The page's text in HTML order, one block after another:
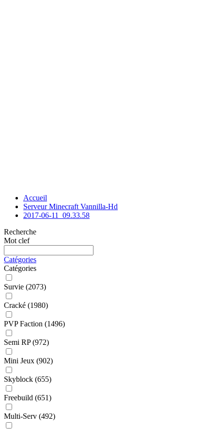
Accueil
Serveur Minecraft Vannilla-Hd
2017-06-11_09.33.58
Recherche
Mot clef
Catégories
Catégories
Survie (2073)
Cracké (1980)
PVP Faction (1496)
Semi RP(972)
Mini Jeux (902)
Skyblock (655)
Freebuild (651)
Multi-Serv (492)